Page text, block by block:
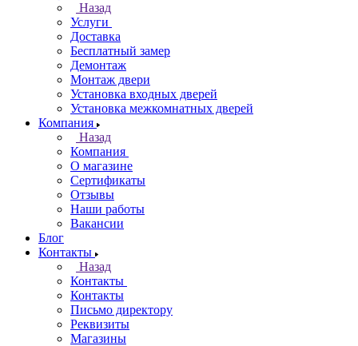
Назад
Услуги
Доставка
Бесплатный замер
Демонтаж
Монтаж двери
Установка входных дверей
Установка межкомнатных дверей
Компания
Назад
Компания
О магазине
Сертификаты
Отзывы
Наши работы
Вакансии
Блог
Контакты
Назад
Контакты
Контакты
Письмо директору
Реквизиты
Магазины